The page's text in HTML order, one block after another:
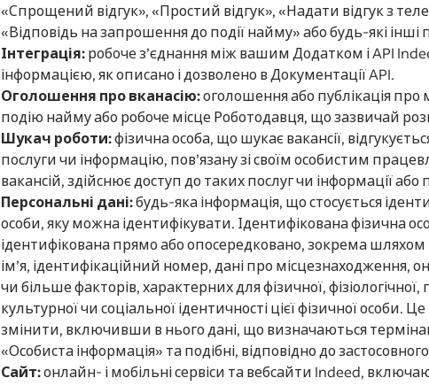
«Спрощений відгук», «Простий відгук», «Надати відгук з
«Відповідь на запрошення до події найму» або будь-які інші
Інтеграція:робоче з’єднання між вашим Додатком і API
інформацією, як описано і дозволено в Документації API.
Оголошення про вканасію:оголошення або публікація
подію найму або робоче місце Роботодавця, що зазвичай
Шукач роботи:фізична особа, що шукає вакансії,
послуги чи інформацію, пов’язану зі своїм особистим
вакансій, здійснює доступ до таких послуг чи інформації або
Персональні дані:будь-яка інформація, що стосується
особи, яку можна ідентифікувати. Ідентифікована фізична
ідентифікована прямо або опосередковано, зокрема шляхом
ім’я, ідентифікаційний номер, дані про місцезнаходження,
чи більше факторів, характерних для фізичної, фізіологічної,
культурної чи соціальної ідентичності цієї фізичної
змінити, включивши в нього дані, що визначаються
«Особиста інформація» та подібні, відповідно до
Сайт:онлайн- і мобільні сервіси та вебсайти Indeed,